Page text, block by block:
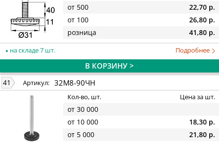
от 500
22,70 р.
от 100
26,80 р.
розница
41,80 р.
на складе 7 шт. Подробнее
В КОРЗИНУ >
41 Артикул: 32М8-90ЧН
Кол-во, шт. Цена за шт.
от 30 000
от 10 000
18,30 р.
от 5 000
21,80 р.